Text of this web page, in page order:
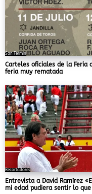
San Fermín
Carteles oficiales de la Feria
feria muy rematada
Recortadores
Entrevista a David Ramírez
mi edad pudiera sentir lo